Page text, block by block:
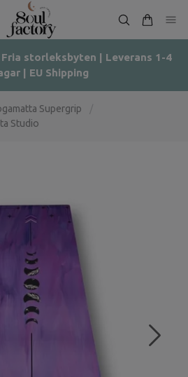
storleksbyten | Leverans 1-4
| EU Shipping
Supergrip
Studio